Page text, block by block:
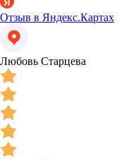
Отзыв в Яндекс.Картах
Любовь Старцева